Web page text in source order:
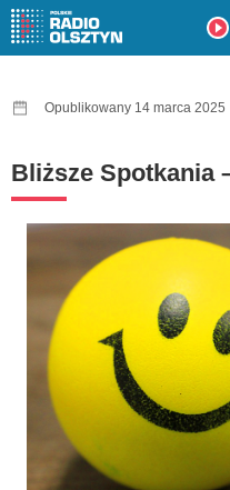
Opublikowany 14 marca 2025
Bliższe Spotkania